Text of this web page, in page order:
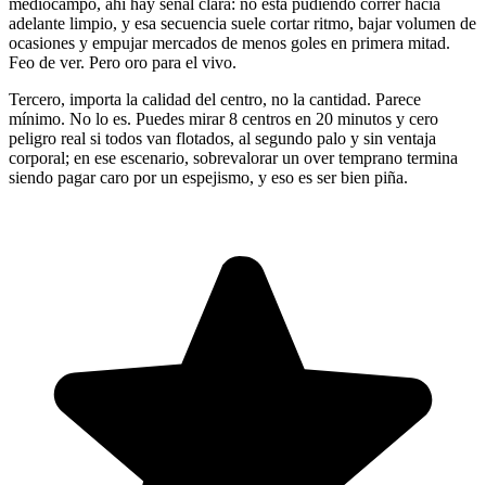
mediocampo, ahí hay señal clara: no está pudiendo correr hacia
adelante limpio, y esa secuencia suele cortar ritmo, bajar volumen de
ocasiones y empujar mercados de menos goles en primera mitad.
Feo de ver. Pero oro para el vivo.
Tercero, importa la calidad del centro, no la cantidad. Parece
mínimo. No lo es. Puedes mirar 8 centros en 20 minutos y cero
peligro real si todos van flotados, al segundo palo y sin ventaja
corporal; en ese escenario, sobrevalorar un over temprano termina
siendo pagar caro por un espejismo, y eso es ser bien piña.